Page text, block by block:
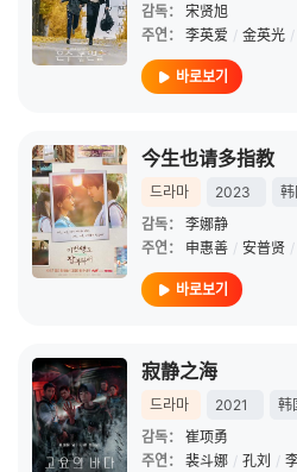
감독：
宋贤旭
주연：
李英爱 / 金英光 /
바로보기
今生也请多指教
드라마 2023
韩
감독：
李娜静
주연：
申惠善 / 安普贤 /
바로보기
寂静之海
드라마 2021
韩
감독：
崔项勇
주연：
裴斗娜 / 孔刘 /